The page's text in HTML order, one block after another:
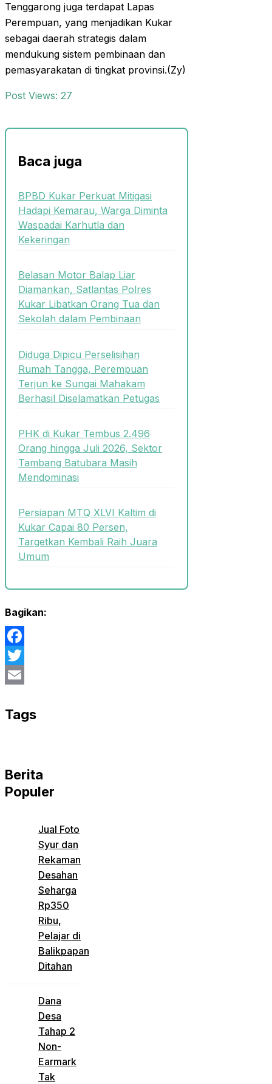
Tenggarong juga terdapat Lapas
Perempuan, yang menjadikan Kukar
sebagai daerah strategis dalam
mendukung sistem pembinaan dan
pemasyarakatan di tingkat provinsi.(Zy)
Post Views: 27
Baca juga
BPBD Kukar Perkuat Mitigasi
Hadapi Kemarau, Warga Diminta
Waspadai Karhutla dan
Kekeringan
Belasan Motor Balap Liar
Diamankan, Satlantas Polres
Kukar Libatkan Orang Tua dan
Sekolah dalam Pembinaan
Diduga Dipicu Perselisihan
Rumah Tangga, Perempuan
Terjun ke Sungai Mahakam
Berhasil Diselamatkan Petugas
PHK di Kukar Tembus 2.496
Orang hingga Juli 2026, Sektor
Tambang Batubara Masih
Mendominasi
Persiapan MTQ XLVI Kaltim di
Kukar Capai 80 Persen,
Targetkan Kembali Raih Juara
Umum
Bagikan:
Facebook
Twitter
Tags
Berita
Populer
Jual Foto
Syur dan
Rekaman
Desahan
Seharga
Rp350
Ribu,
Pelajar di
Balikpapan
Ditahan
Dana
Desa
Tahap 2
Non-
Earmark
Tak